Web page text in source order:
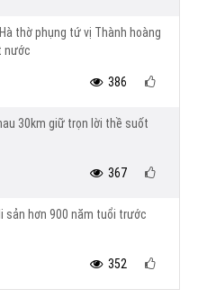
thờ phụng tứ vị Thành hoàng
nước
386
30km giữ trọn lời thề suốt
367
sản hơn 900 năm tuổi trước
352